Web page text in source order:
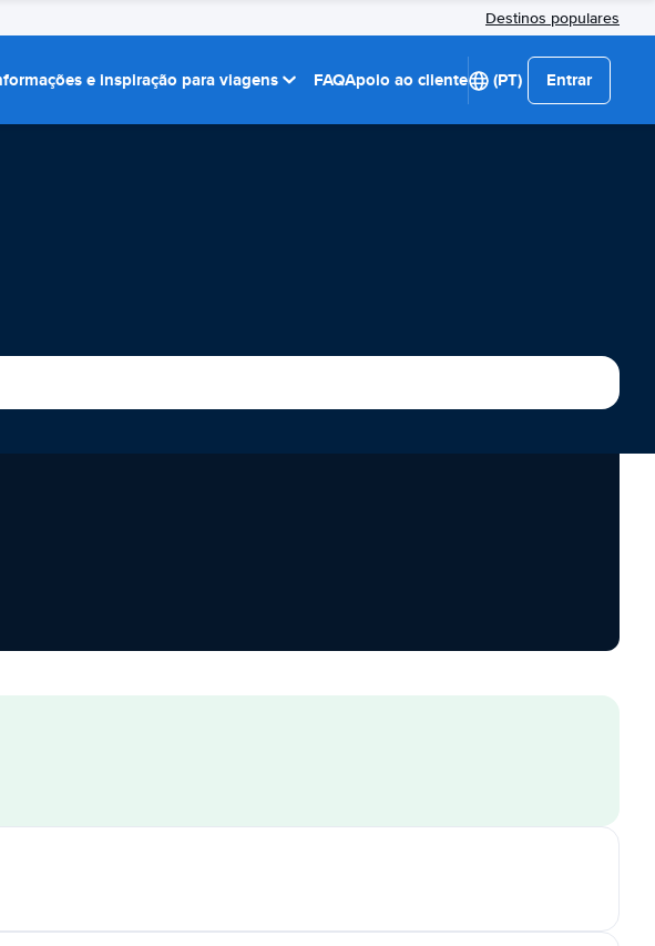
Destinos populares
e inspiração para viagens FAQApoio ao cliente (PT) Entrar